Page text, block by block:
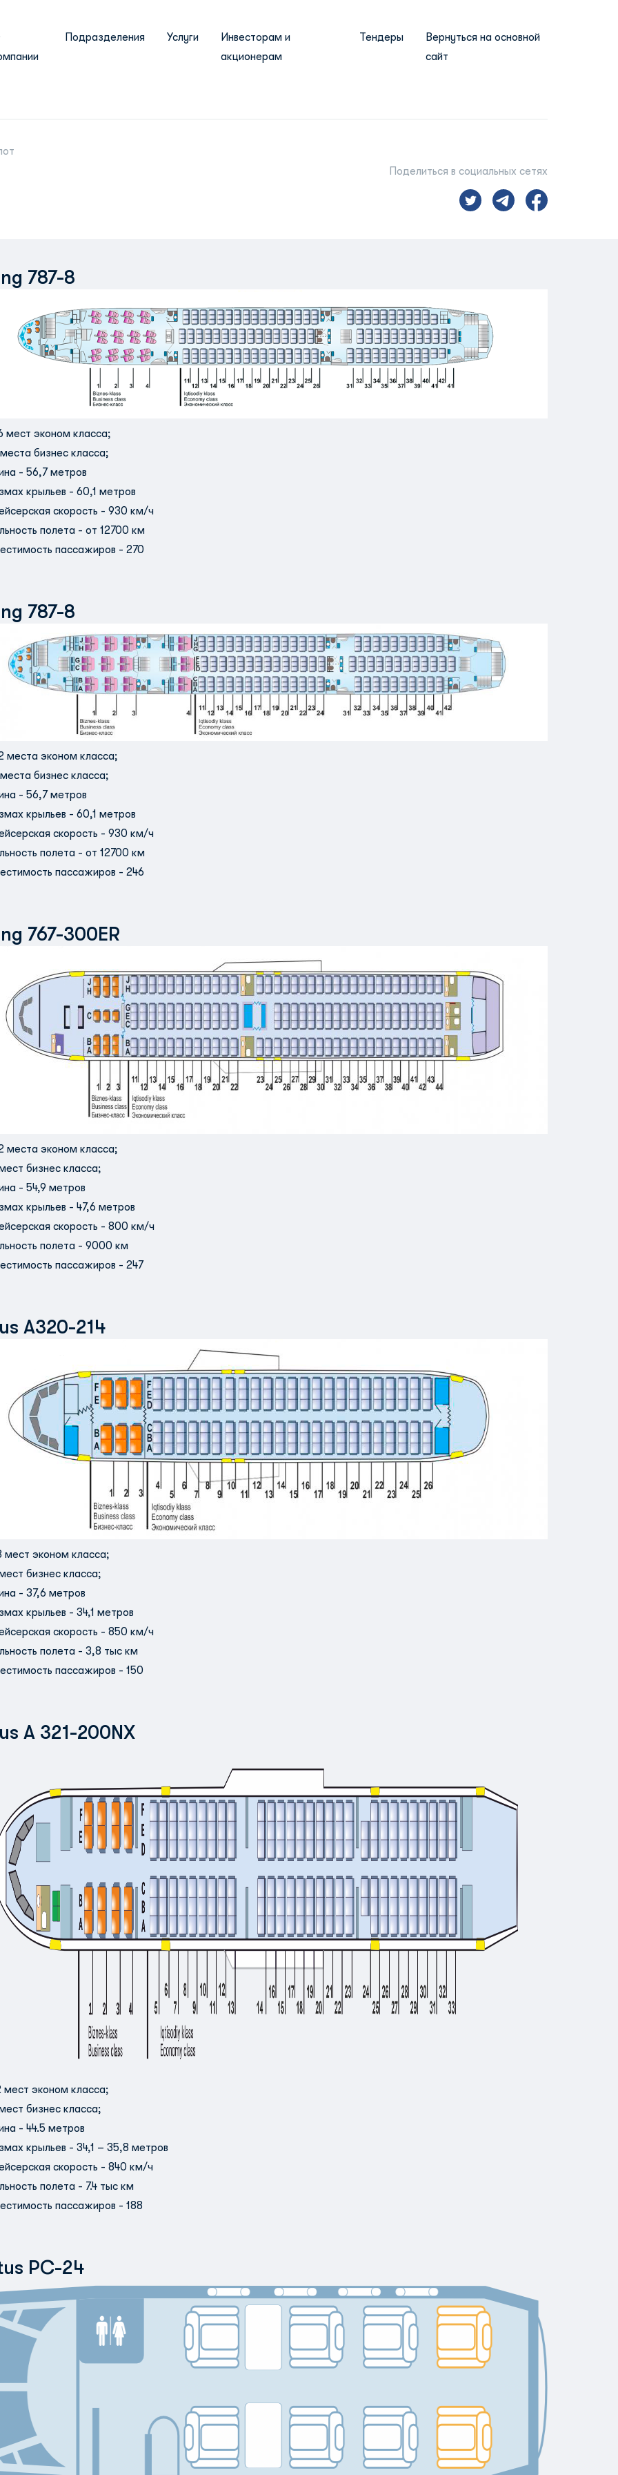
Подразделения Услуги
Инвесторам и
акционерам
Тендеры
Вернуться на основной
сайт
Поделиться в социальных сетях
787-8
мест эконом класса;
бизнес класса;
- 56,7 метров
крыльев - 60,1 метров
скорость - 930 км/ч
полета - от 12700 км
пассажиров - 270
787-8
места эконом класса;
бизнес класса;
- 56,7 метров
крыльев - 60,1 метров
скорость - 930 км/ч
полета - от 12700 км
пассажиров - 246
767-300ER
места эконом класса;
бизнес класса;
- 54,9 метров
крыльев - 47,6 метров
скорость - 800 км/ч
полета - 9000 км
пассажиров - 247
A320-214
мест эконом класса;
бизнес класса;
- 37,6 метров
крыльев - 34,1 метров
скорость - 850 км/ч
полета - 3,8 тыс км
пассажиров - 150
A 321-200NX
мест эконом класса;
бизнес класса;
- 44.5 метров
крыльев - 34,1 – 35,8 метров
скорость - 840 км/ч
полета - 7.4 тыс км
пассажиров - 188
PC-24